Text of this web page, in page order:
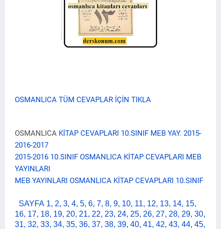
OSMANLICA TÜM CEVAPLAR İÇİN TIKLA
OSMANLICA KİTAP CEVAPLARI 10.SINIF MEB YAY. 2015-
2016-2017
2015-2016 10.SINIF OSMANLICA KİTAP CEVAPLARI MEB
YAYINLARI
MEB YAYINLARI OSMANLICA KİTAP CEVAPLARI 10.SINIF
SAYFA 1, 2, 3, 4, 5, 6, 7, 8, 9, 10, 11, 12, 13, 14, 15,
16, 17, 18, 19, 20, 21, 22, 23, 24, 25, 26, 27, 28, 29, 30,
31, 32, 33, 34, 35, 36, 37, 38, 39, 40, 41, 42, 43, 44, 45,